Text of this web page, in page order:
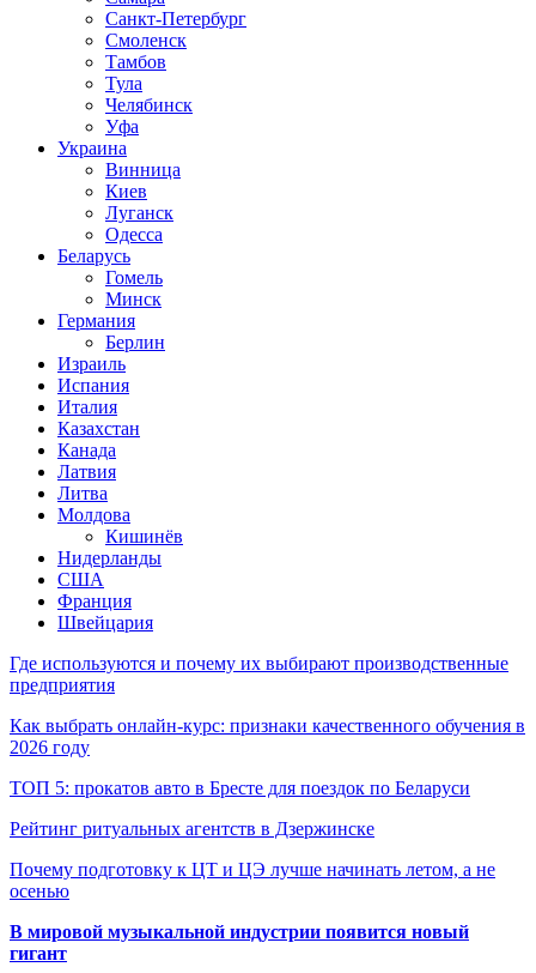
Санкт-Петербург
Смоленск
Тамбов
Тула
Челябинск
Уфа
Украина
Винница
Киев
Луганск
Одесса
Беларусь
Гомель
Минск
Германия
Берлин
Израиль
Испания
Италия
Казахстан
Канада
Латвия
Литва
Молдова
Кишинёв
Нидерланды
США
Франция
Швейцария
Где используются и почему их выбирают производственные
предприятия
Как выбрать онлайн-курс: признаки качественного обучения в
2026 году
ТОП 5: прокатов авто в Бресте для поездок по Беларуси
Рейтинг ритуальных агентств в Дзержинске
Почему подготовку к ЦТ и ЦЭ лучше начинать летом, а не
осенью
В мировой музыкальной индустрии появится новый
гигант